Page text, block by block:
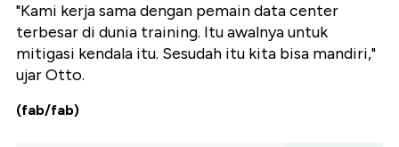
"Kami kerja sama dengan pemain data center
terbesar di dunia training. Itu awalnya untuk
mitigasi kendala itu. Sesudah itu kita bisa mandiri,"
ujar Otto.
(fab/fab)